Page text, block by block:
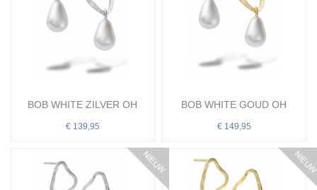
BOB WHITE ZILVER OH
€ 139,95
BOB WHITE GOUD OH
€ 149,95